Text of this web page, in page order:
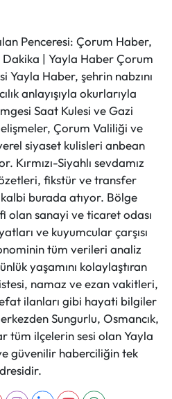
Penceresi: Çorum Haber,
| Yayla Haber Çorum
Yayla Haber, şehrin nabzını
anlayışıyla okurlarıyla
Saat Kulesi ve Gazi
Çorum Valiliği ve
siyaset kulisleri anbean
Kırmızı-Siyahlı sevdamız
fikstür ve transfer
burada atıyor. Bölge
olan sanayi ve ticaret odası
ve kuyumcular çarşısı
tüm verileri analiz
yaşamını kolaylaştıran
namaz ve ezan vakitleri,
ilanları gibi hayati bilgiler
Sungurlu, Osmancık,
tüm ilçelerin sesi olan Yayla
güvenilir haberciliğin tek